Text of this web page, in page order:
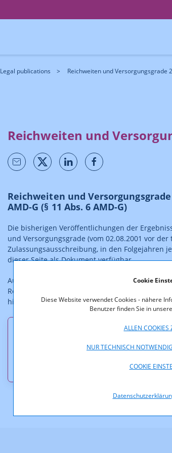
Cookie
Diese Website verwendet Cookies - nähere
Benutzer finden Sie in
ALLEN
NUR TECHNISCH
COOKIE
Legal publications Reichweiten und Versorgungsgrade
Reichweiten und
Reichweiten und
AMD-G (§ 11 Abs. 6 AMD-G)
Die bisherigen Veröffentlichungen der
und Versorgungsgrade (vom 02.08.2001 vor
Zulassungsausschreibung, in den Folgejahren
dieser Seite als Dokument verfügbar.
Auf die in den jeweiligen Veröffentlichungen
Rechtswirkungen (vgl. auch § 11 Abs. 2, 3 und 6
hingewiesen.